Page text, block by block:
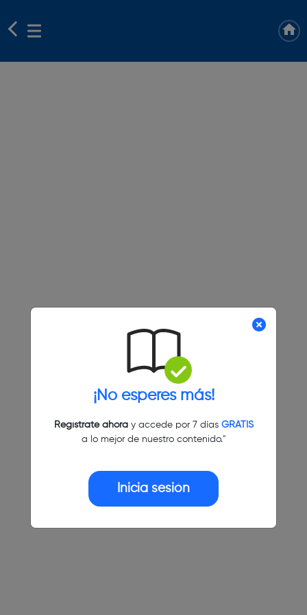
¡No esperes más!
Regístrate ahoray accede por 7 días GRATIS
a lo mejor de nuestro contenido."
Inicia sesión